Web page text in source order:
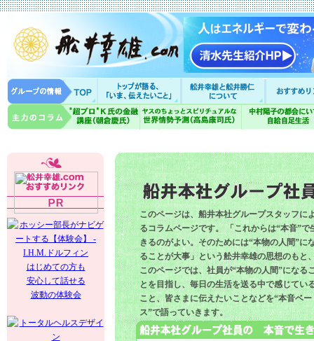
はじめての方も
安心して話せる
波動の体験会
このページは、船井本社グループスタッフに
るコラムページです。 「これからは“本音”で
きるのがよい。そのためには“本物の人間”に
ることが大事」という舩井幸雄の思想のもと
このページでは、社員が“本物の人間”になる
とを目指し、毎日の生活を送る中で感じてい
こと、皆さまに伝えたいことなどを“本音ベー
ス”で語っていきます。